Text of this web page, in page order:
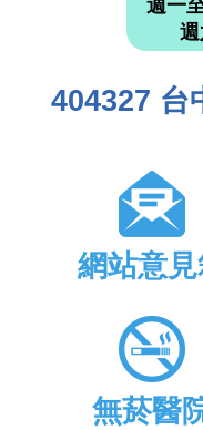
週一
404327 台
網站意
無菸醫